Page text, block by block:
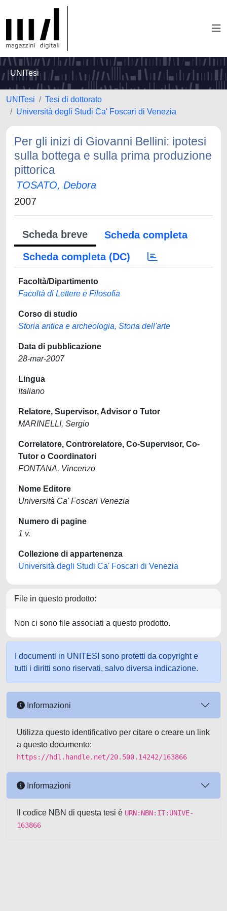
UNITesi
UNITesi
Tesi di dottorato
Università degli Studi Ca' Foscari di Venezia
Per gli inizi di Giovanni Bellini: ipotesi
sulla bottega e sulla prima produzione
pittorica
TOSATO, Debora
2007
Scheda breve
Scheda completa
Scheda completa (DC)
Facoltà/Dipartimento
Facoltà di Lettere e Filosofia
Corso di studio
Storia antica e archeologia, Storia dell'arte
Data di pubblicazione
28-mar-2007
Lingua
Italiano
Relatore, Supervisor, Advisor o Tutor
MARINELLI, Sergio
Correlatore, Controrelatore, Co-Supervisor, Co-
Tutor o Coordinatori
FONTANA, Vincenzo
Nome Editore
Università Ca' Foscari Venezia
Numero di pagine
1 v.
Collezione di appartenenza
Università degli Studi Ca' Foscari di Venezia
File in questo prodotto:
Non ci sono file associati a questo prodotto.
I documenti in UNITESI sono protetti da copyright e
tutti i diritti sono riservati, salvo diversa indicazione.
Informazioni
Utilizza questo identificativo per citare o creare un link
a questo documento:
https://hdl.handle.net/20.500.14242/163866
Informazioni
Il codice NBN di questa tesi è URN:NBN:IT:UNIVE-
163866